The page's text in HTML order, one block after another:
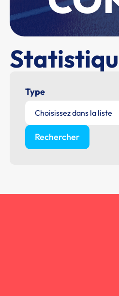
Type
Choisissez dans la liste
Rechercher